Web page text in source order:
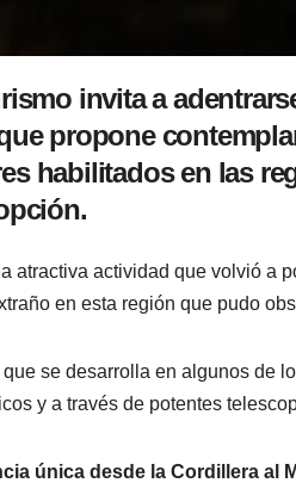
invita a
propone
habilitados en las
atractiva actividad que volvió a
en esta región que pudo
que se desarrolla en algunos de
y a través de potentes
única desde la Cordillera al